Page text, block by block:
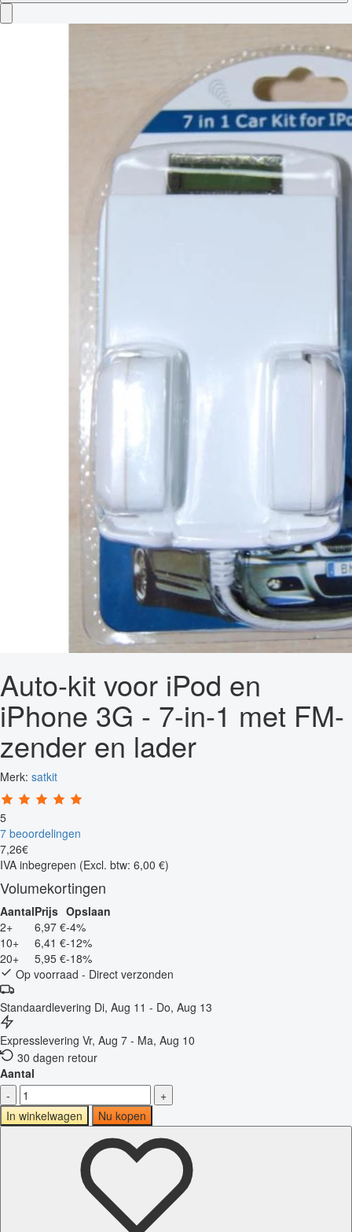
Auto-kit voor iPod en
iPhone 3G - 7-in-1 met FM-
zender en lader
Merk: satkit
5
7 beoordelingen
7,26€
IVA inbegrepen (Excl. btw: 6,00 €)
Volumekortingen
AantalPrijs Opslaan
2+
6,97 €-4%
10+
6,41 €-12%
20+
5,95 €-18%
Op voorraad - Direct verzonden
Standaardlevering Di, Aug 11 - Do, Aug 13
Expresslevering Vr, Aug 7 - Ma, Aug 10
30 dagen retour
Aantal
-
+
In winkelwagen
Nu kopen